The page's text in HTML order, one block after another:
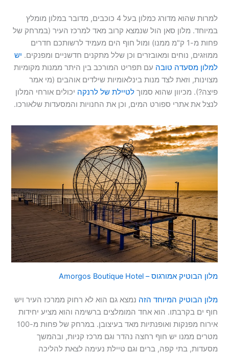
למרות שהוא מדורג כמלון בעל 4 כוכבים, מדובר במלון מומלץ
במיוחד. מלון סאן הול שנמצא קרוב מאד למרכז העיר (במרחק של
פחות מ-1 ק"מ ממנו) ומול חוף הים מעמיד לרשותכם חדרים
ממוזגים, נוחים ומאובזרים וכן שלל מתקנים חדשניים ומפנקים. יש
למלון מסעדה טובה עם תפריט המורכב בין היתר ממנות מקומיות
מצוינות, וזאת לצד מנות בינלאומיות שילדים אוהבים (מי אמר
פיצה?). מכיוון שהוא סמוךלטיילת של לרנקה יכולים אורחי המלון
לנצל את אתרי ספורט המים, וכן את החנויות והמסעדות שלאורכו.
מלון הבוטיק אמורגוס – Amorgos Boutique Hotel
מלון הבוטיק המיוחד הזה נמצא גם הוא לא רחוק ממרכז העיר ויש
חוף ים בקרבתו. הוא אחד המומלצים ברשימה והוא מציע יחידות
אירוח מפנקות ואופנתיות מאד בעיצובן. במרחק של פחות מ-100
מטרים ממנו יש חוף רחצה נהדר וגם מרכז קניות, ובהמשך
מסעדות, בתי קפה, ברים וגם טיילת נעימה לצאת להליכה